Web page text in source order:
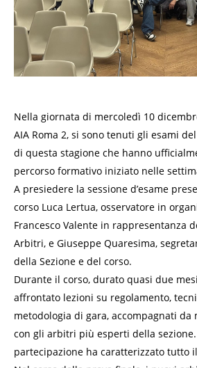
Nella giornata di mercoledì 10
AIA Roma 2, si sono tenuti gli esami
di questa stagione che hanno
percorso formativo iniziato nelle
A presiedere la sessione d’esame
corso Luca Lertua, osservatore in
Francesco Valente in rappresentanza
Arbitri, e Giuseppe Quaresima,
della Sezione e del corso.
Durante il corso, durato quasi due
affrontato lezioni su regolamento,
metodologia di gara, accompagnati
con gli arbitri più esperti della
partecipazione ha caratterizzato tutto